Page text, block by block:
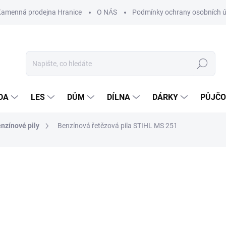
prodejna Hranice O NÁS Podmínky ochrany osobních
Hledat
LES DŮM DÍLNA DÁRKY
pily Benzínová řetězová pila STIHL MS 251